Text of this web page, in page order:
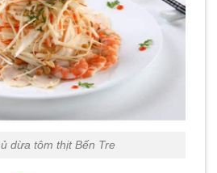
dừa tôm thịt Bến Tre